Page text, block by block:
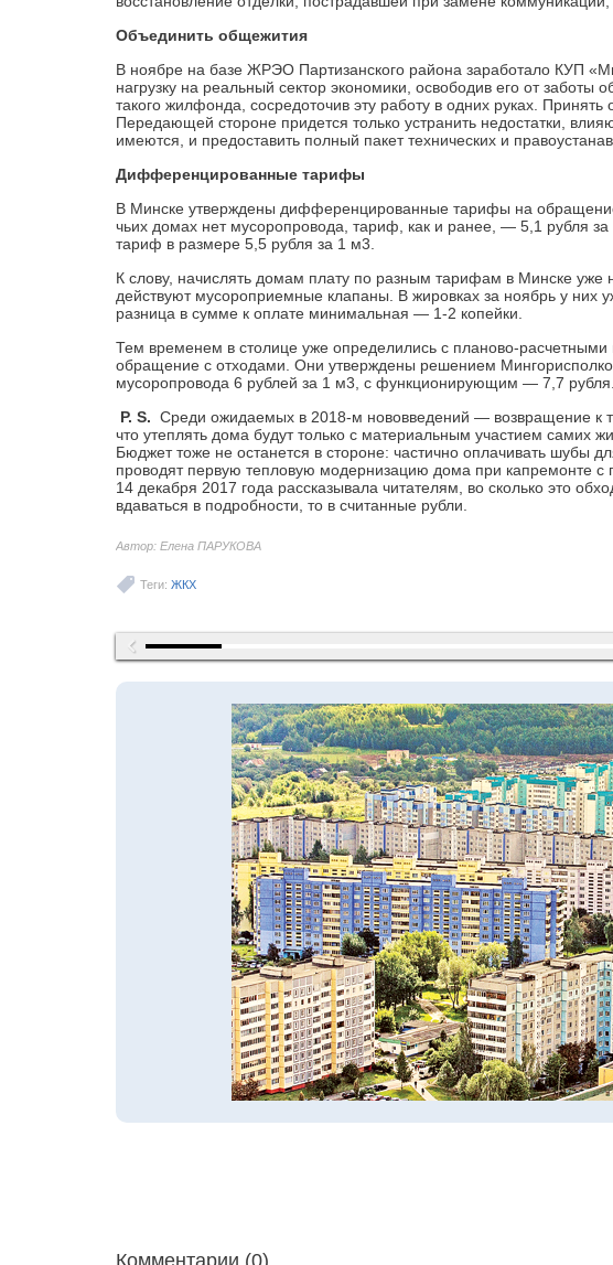
Объединить общежития
В ноябре на базе ЖРЭО Партизанского района заработало КУП
нагрузку на реальный сектор экономики, освободив его от
такого жилфонда, со­сре­до­то­чив эту работу в одних руках.
Передающей стороне придется только устранить недостатки,
имеются, и предоставить полный пакет технических и
Дифферен­ци­рованные тарифы
В Минске утверждены дифференцированные тарифы на
­чьих домах нет мусоропровода, тариф, как и ранее, — 5,1 руб­ля
тариф в размере 5,5 рубля за 1 м3.
К слову, начислять домам плату по разным тарифам в Минске уже
действуют мусороприемные клапаны. В жировках за ноябрь у
разница в сумме к оплате минимальная — 1-2 копейки.
Тем временем в столице уже определились с планово-
обращение с отходами. Они утверж­дены решением
мусоропровода 6 рублей за 1 м3, с функцио­нирующим — 7,7 рубля.
P. S. Среди ожидаемых в 2018-м нововведений — возвращение к
что утеплять дома будут только с материальным участием самих
Бюджет тоже не останется в стороне: час­тично оплачивать шубы
проводят первую тепловую модернизацию дома при капремонте с
14 декабря 2017 года рассказывала читателям, во сколько это
вдаваться в подробности, то в считанные рубли.
Автор: Елена ПАРУКОВА
Теги: ЖКХ
Комментарии (0)